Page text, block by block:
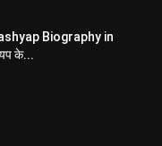
Biography in
के...